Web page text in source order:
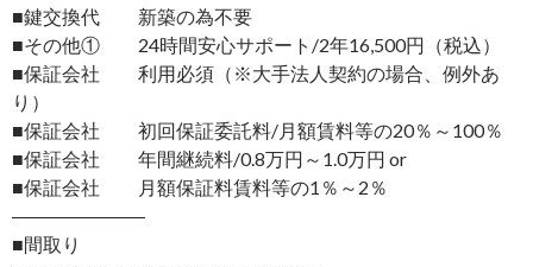
■鍵交換代 新築の為不要
■その他① 24時間安心サポート/2年16,500円（税込）
■保証会社 利用必須（※大手法人契約の場合、例外あ
り）
■保証会社 初回保証委託料/月額賃料等の20％～100％
■保証会社 年間継続料/0.8万円～1.0万円 or
■保証会社 月額保証料賃料等の1％～2％
―――――――
■間取り